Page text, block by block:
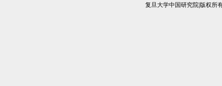
复旦大学中国研究院|版权所